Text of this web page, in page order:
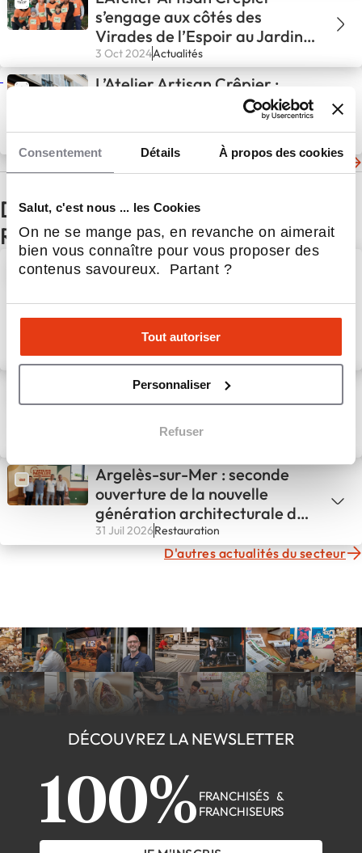
Consentement Détails À propos des cookies
Salut, c'est nous ... les Cookies
On ne se mange pas, en revanche on aimerait
bien vous connaître pour vous proposer des
contenus savoureux. Partant ?
Tout autoriser
Personnaliser
Refuser
s’engage aux côtés des
Virades de l’Espoir au Jardin
d’Acclimatation à Paris
3 Oct 2024Actualités
L’Atelier Artisan Crêpier :
Zoom sur la formation des
Les dernières actualités de L'Atelier Artisan Crêpier
D'autres actualités du secteur
Restauration
Beer’s Corner poursuit son
implantation en Bretagne
5 Août 2026Restauration
ZENDÖNER lance son
Programme des 20
partenaires franchisés
Argelès-sur-Mer : seconde
ouverture de la nouvelle
génération architecturale de
L'ATELIER PAPILLES !
31 Juil 2026Restauration
D'autres actualités du secteur
DÉCOUVREZ LA NEWSLETTER
100% FRANCHISÉS &
FRANCHISEURS